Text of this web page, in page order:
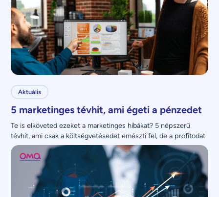
Aktuális
5 marketinges tévhit, ami égeti a pénzedet
Te is elköveted ezeket a marketinges hibákat? 5 népszerű
tévhit, ami csak a költségvetésedet emészti fel, de a profitodat
nem növeli.